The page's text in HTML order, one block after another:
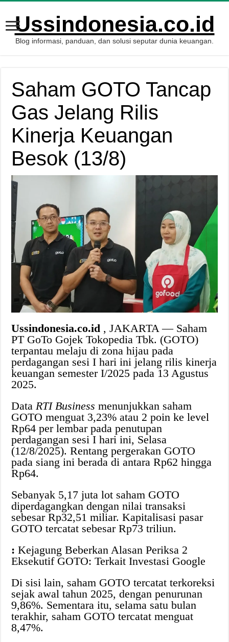
Ussindonesia.co.id
Blog informasi, panduan, dan solusi seputar dunia keuangan.
Saham GOTO Tancap
Gas Jelang Rilis
Kinerja Keuangan
Besok (13/8)
Ussindonesia.co.id , JAKARTA — Saham
PT GoTo Gojek Tokopedia Tbk. (GOTO)
terpantau melaju di zona hijau pada
perdagangan sesi I hari ini jelang rilis kinerja
keuangan semester I/2025 pada 13 Agustus
2025.
DataRTI Business menunjukkan saham
GOTO menguat 3,23% atau 2 poin ke level
Rp64 per lembar pada penutupan
perdagangan sesi I hari ini, Selasa
(12/8/2025). Rentang pergerakan GOTO
pada siang ini berada di antara Rp62 hingga
Rp64.
Sebanyak 5,17 juta lot saham GOTO
diperdagangkan dengan nilai transaksi
sebesar Rp32,51 miliar. Kapitalisasi pasar
GOTO tercatat sebesar Rp73 triliun.
: Kejagung Beberkan Alasan Periksa 2
Eksekutif GOTO: Terkait Investasi Google
Di sisi lain, saham GOTO tercatat terkoreksi
sejak awal tahun 2025, dengan penurunan
9,86%. Sementara itu, selama satu bulan
terakhir, saham GOTO tercatat menguat
8,47%.